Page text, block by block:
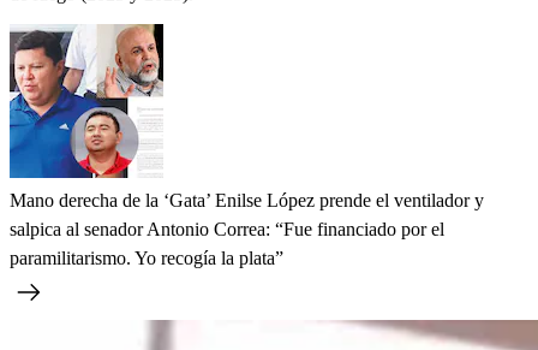
Mano derecha de la ‘Gata’ Enilse López prende el ventilador y
salpica al senador Antonio Correa: “Fue financiado por el
paramilitarismo. Yo recogía la plata”